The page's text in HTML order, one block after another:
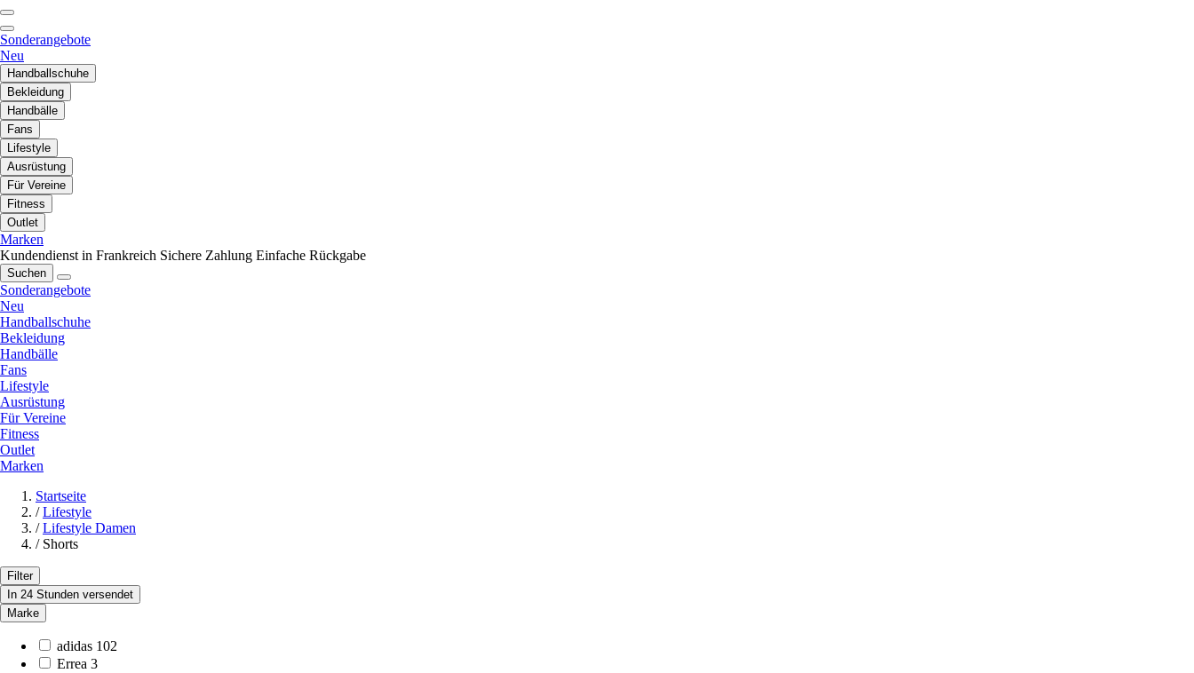
Sonderangebote
Neu
Handballschuhe
Bekleidung
Handbälle
Fans
Lifestyle
Ausrüstung
Für Vereine
Fitness
Outlet
Marken
Kundendienst in Frankreich Sichere Zahlung Einfache Rückgabe
Suchen
Sonderangebote
Neu
Handballschuhe
Bekleidung
Handbälle
Fans
Lifestyle
Ausrüstung
Für Vereine
Fitness
Outlet
Marken
Startseite
/ Lifestyle
/ Lifestyle Damen
/ Shorts
Filter
In 24 Stunden versendet
Marke
adidas 102
Errea 3